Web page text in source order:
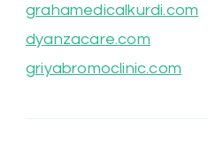
grahamedicalkurdi.com
dyanzacare.com
griyabromoclinic.com